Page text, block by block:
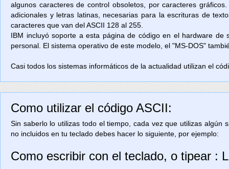
algunos caracteres de control obsoletos, por caracteres
adicionales y letras latinas, necesarias para la escrituras de
caracteres que van del ASCII 128 al 255.
IBM incluyó soporte a esta página de código en el hardware
personal. El sistema operativo de este modelo, el "MS-DOS"
Casi todos los sistemas informáticos de la actualidad utilizan el
Como utilizar el código ASCII:
Sin saberlo lo utilizas todo el tiempo, cada vez que utilizas
no incluidos en tu teclado debes hacer lo siguiente, por ejemplo:
Como escribir con el teclado, o tipear :